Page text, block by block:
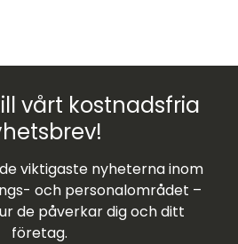
vårt kostnadsfria
viktigaste nyheterna inom
och personalområdet –
de påverkar dig och ditt
företag.